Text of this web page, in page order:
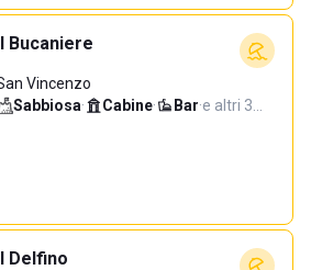
Bucaniere
Vincenzo
Sabbiosa· Cabine· Bar·e altri 3…
Delfino